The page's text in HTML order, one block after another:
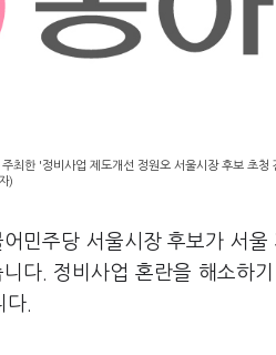
최한 '정비사업 제도개선 정원오 서울시장 후보 초
)
민주당 서울시장 후보가 서
다. 정비사업 혼란을 해소하
.